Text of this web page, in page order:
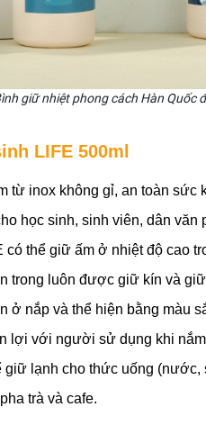
giữ nhiệt phong cách Hàn Quốc
LIFE 500ml
từ inox không gỉ, an toàn
học sinh, sinh viên, dân văn
thể giữ ấm ở nhiệt độ cao
trong luôn được giữ kín và
ở nắp và thể hiện bằng màu
lợi với người sử dụng khi
giữ lạnh cho thức uống
trà và cafe.